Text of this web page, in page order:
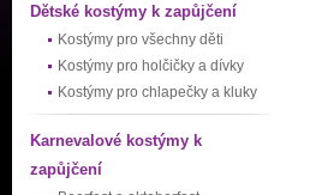
Dětské kostýmy k zapůjčení
Kostýmy pro všechny děti
Kostýmy pro holčičky a dívky
Kostýmy pro chlapečky a kluky
Karnevalové kostýmy k
zapůjčení